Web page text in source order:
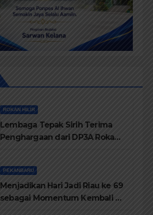
ROKAN HILIR
Lembaga Tepak Sirih Terima
Penghargaan dari DP3A Rokan
PEKANBARU
Menjadikan Hari Jadi Riau ke 69
sebagai Momentum Kembali ke